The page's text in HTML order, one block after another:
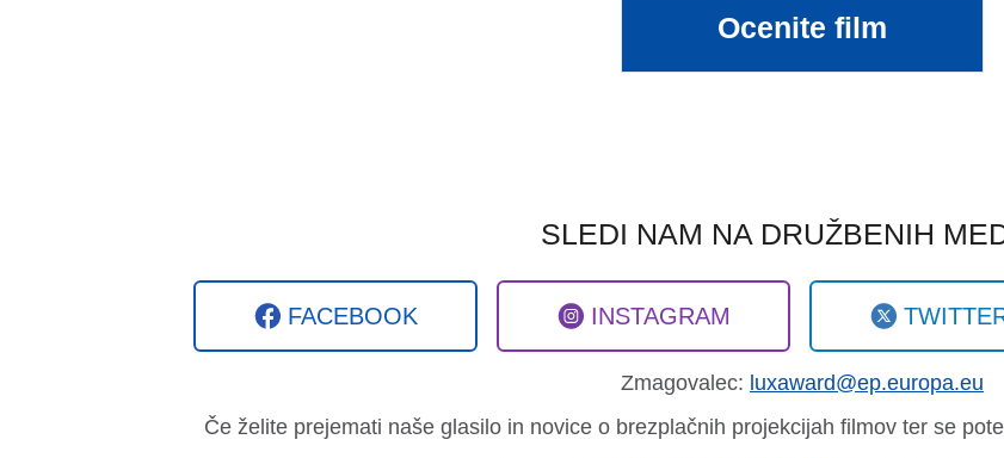
Ocenite film
SLEDI NAM NA DRUŽBENIH
FACEBOOK INSTAGRAM
Zmagovalec: luxaward@ep.europa.eu
Če želite prejemati naše glasilo in novice o brezplačnih projekcijah filmov ter se